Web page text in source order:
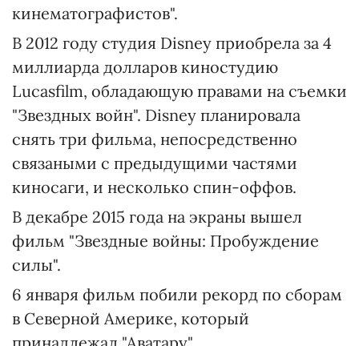
кинематографистов".
В 2012 году студия Disney приобрела за 4
миллиарда долларов киностудию
Lucasfilm, обладающую правами на съемки
"Звездных войн". Disney планировала
снять три фильма, непосредственно
связаными с предыдущими частями
киносаги, и несколько спин-оффов.
В декабре 2015 года на экраны вышел
фильм "Звездные войны: Пробуждение
силы".
6 января фильм побили рекорд по сборам
в Северной Америке, который